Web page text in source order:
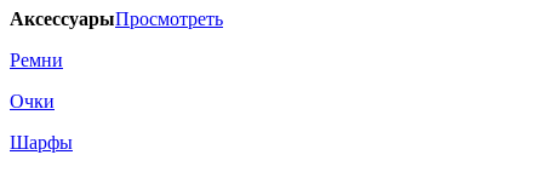
АксессуарыПросмотреть
Ремни
Очки
Шарфы